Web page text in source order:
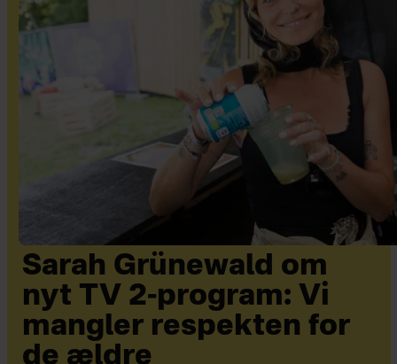
Sarah Grünewald om
nyt TV 2-program: Vi
mangler respekten for
de ældre